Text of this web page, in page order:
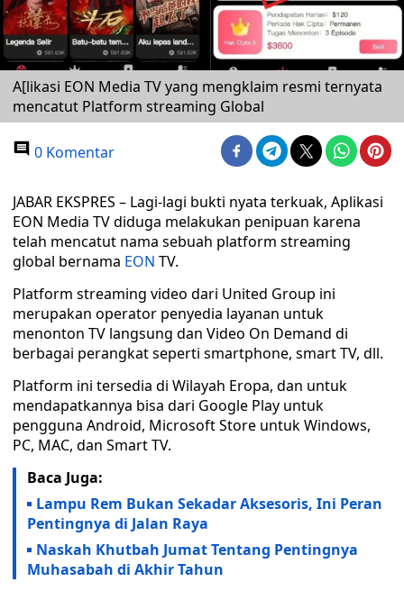
A[likasi EON Media TV yang mengklaim resmi ternyata
mencatut Platform streaming Global
0 Komentar
JABAR EKSPRES – Lagi-lagi bukti nyata terkuak, Aplikasi
EON Media TV diduga melakukan penipuan karena
telah mencatut nama sebuah platform streaming
global bernama EON TV.
Platform streaming video dari United Group ini
merupakan operator penyedia layanan untuk
menonton TV langsung dan Video On Demand di
berbagai perangkat seperti smartphone, smart TV, dll.
Platform ini tersedia di Wilayah Eropa, dan untuk
mendapatkannya bisa dari Google Play untuk
pengguna Android, Microsoft Store untuk Windows,
PC, MAC, dan Smart TV.
Baca Juga:
Lampu Rem Bukan Sekadar Aksesoris, Ini Peran
Pentingnya di Jalan Raya
Naskah Khutbah Jumat Tentang Pentingnya
Muhasabah di Akhir Tahun